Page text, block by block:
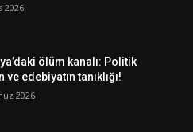
2026
ölüm kanalı: Politik
edebiyatın tanıklığı!
2026